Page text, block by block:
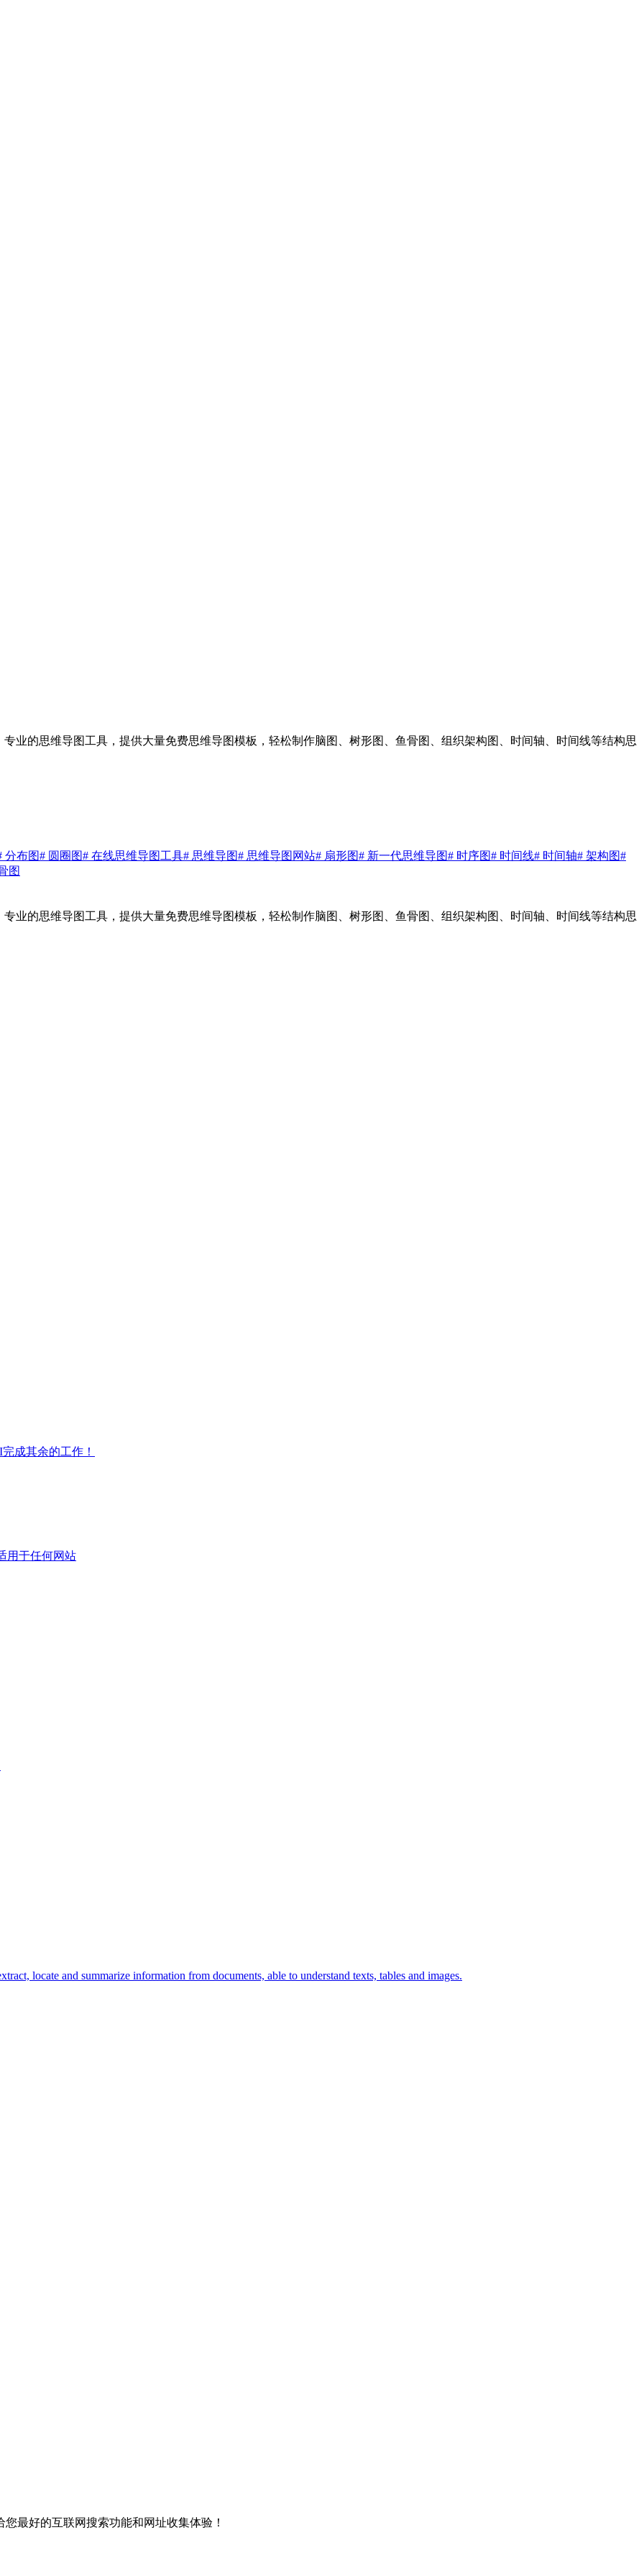
业的思维导图工具，提供大量免费思维导图模板，轻松制作脑图、树形图、鱼骨图、组织架构图、时间轴、时间线等结构思
分布图# 圆圈图# 在线思维导图工具# 思维导图# 思维导图网站# 扇形图# 新一代思维导图# 时序图# 时间线# 时间轴# 架构图#
图
业的思维导图工具，提供大量免费思维导图模板，轻松制作脑图、树形图、鱼骨图、组织架构图、时间轴、时间线等结构思
成其余的工作！
用于任何网站
locate and summarize information from documents, able to understand texts, tables and images.
最好的互联网搜索功能和网址收集体验！